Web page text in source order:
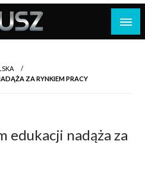
ZA RYNKIEM PRACY
edukacji nadąża za